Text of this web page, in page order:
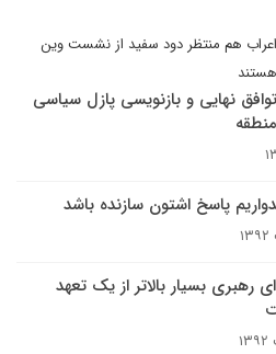
اعراب هم منتظر دود سفید از نشست وین
هستند
توافق نهایی و بازنویسی پازل سیاسی
منطقه
پاسخ اشتون سازنده باشد
رهبری بسیار بالاتر از یک تعهد